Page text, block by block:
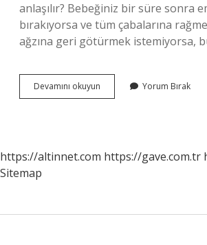
anlaşılır? Bebeğiniz bir süre sonra
bırakıyorsa ve tüm çabalarına
ağzına geri götürmek istemiyorsa,
Devamını okuyun Bebeğin
Yeterli
Yorum Bırak
https://altinnet.com https://gave.com.tr
Sitemap